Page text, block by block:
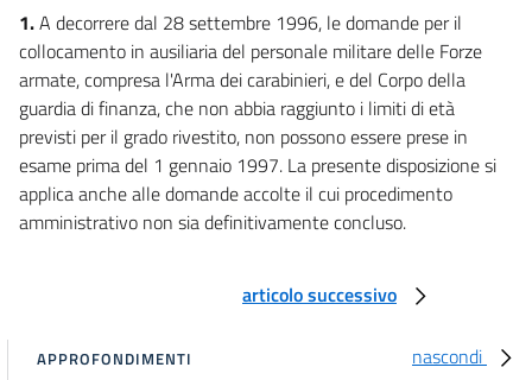
1.A decorrere dal 28 settembre 1996, le domande per il
collocamento in ausiliaria del personale militare delle Forze
armate, compresa l'Arma dei carabinieri, e del Corpo della
guardia di finanza, che non abbia raggiunto i limiti di età
previsti per il grado rivestito, non possono essere prese in
esame prima del 1 gennaio 1997. La presente disposizione si
applica anche alle domande accolte il cui procedimento
amministrativo non sia definitivamente concluso.
articolo successivo
nascondi
APPROFONDIMENTI